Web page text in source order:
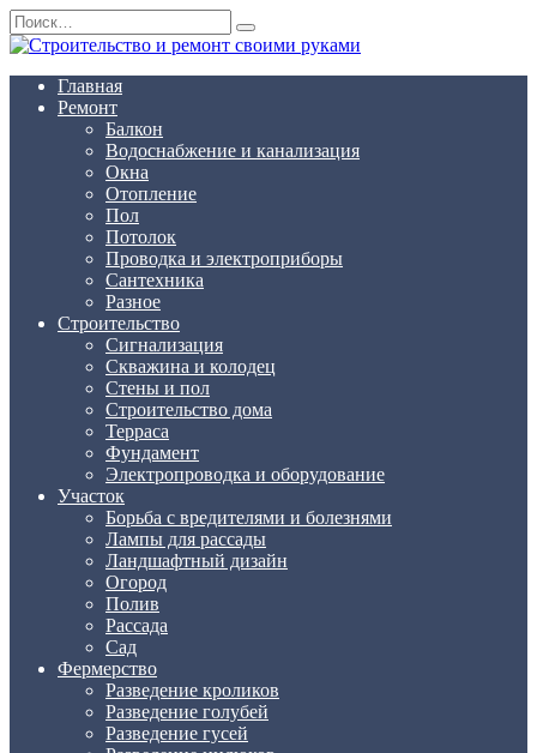
Перейти
к
содержанию
Search
for:
Главная
Ремонт
Балкон
Водоснабжение и канализация
Окна
Отопление
Пол
Потолок
Проводка и электроприборы
Сантехника
Разное
Строительство
Сигнализация
Скважина и колодец
Стены и пол
Строительство дома
Терраса
Фундамент
Электропроводка и оборудование
Участок
Борьба с вредителями и болезнями
Лампы для рассады
Ландшафтный дизайн
Огород
Полив
Рассада
Сад
Фермерство
Разведение кроликов
Разведение голубей
Разведение гусей